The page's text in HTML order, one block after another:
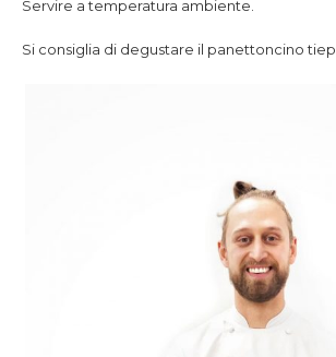
Servire a temperatura ambiente.
Si consiglia di degustare il panettoncino